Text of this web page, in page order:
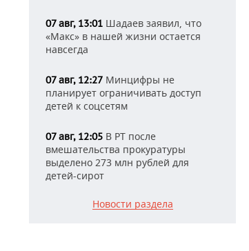
07 авг, 13:01 Шадаев заявил, что
«Макс» в нашей жизни остается
навсегда
07 авг, 12:27 Минцифры не
планирует ограничивать доступ
детей к соцсетям
07 авг, 12:05 В РТ после
вмешательства прокуратуры
выделено 273 млн рублей для
детей-сирот
Новости раздела